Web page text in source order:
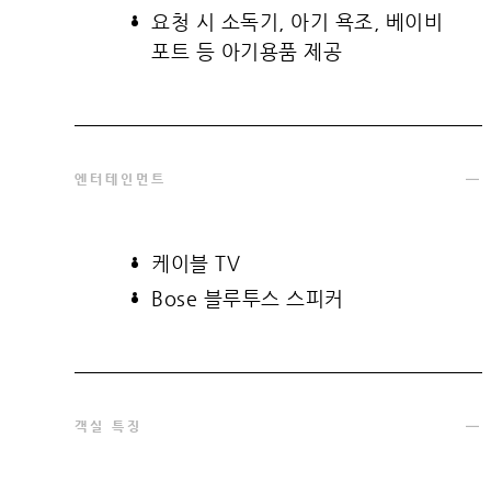
요청 시 소독기, 아기 욕조, 베이비
포트 등 아기용품 제공
엔터테인먼트
케이블 TV
Bose 블루투스 스피커
객실 특징